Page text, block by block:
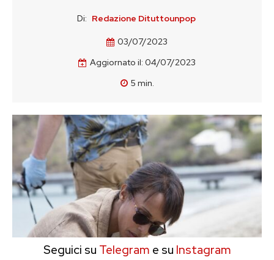
Di: Redazione Dituttounpop
03/07/2023
Aggiornato il: 04/07/2023
5 min.
Seguici su Telegram e su Instagram